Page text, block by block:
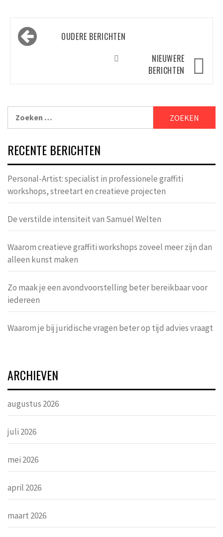
Berichtennavigatie
OUDERE BERICHTEN
NIEUWERE
BERICHTEN
RECENTE BERICHTEN
Personal-Artist: specialist in professionele graffiti
workshops, streetart en creatieve projecten
De verstilde intensiteit van Samuel Welten
Waarom creatieve graffiti workshops zoveel meer zijn dan
alleen kunst maken
Zo maak je een avondvoorstelling beter bereikbaar voor
iedereen
Waarom je bij juridische vragen beter op tijd advies vraagt
ARCHIEVEN
augustus 2026
juli 2026
mei 2026
april 2026
maart 2026